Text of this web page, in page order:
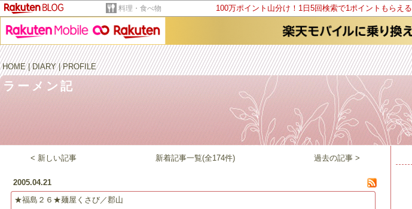
料理・食べ物 100万ポイント山分け！1日5回検索で1ポイントもらえる
HOME|DIARY|PROFILE
ラーメン記
< 新しい記事 新着記事一覧(全174件) 過去の記事 >
2005.04.21
★福島２６★麺屋くさび／郡山